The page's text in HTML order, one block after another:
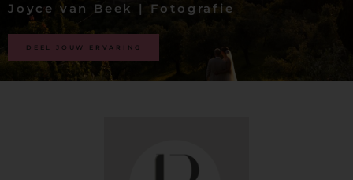
Joyce van Beek | Fotografie
DEEL JOUW ERVARING